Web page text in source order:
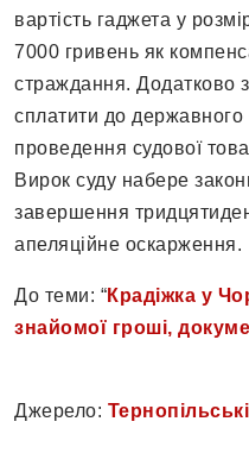
вартість гаджета у
7000 гривень як
страждання. Додатково
сплатити до державного
проведення судової
Вирок суду набере
завершення
апеляційне оскарження.
До теми: “Крадіжка у
знайомої гроші,
Джерело: